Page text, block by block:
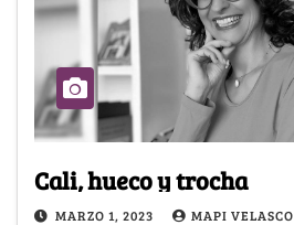
Cali, hueco y trocha
MARZO 1, 2023 MAPI VELASCO